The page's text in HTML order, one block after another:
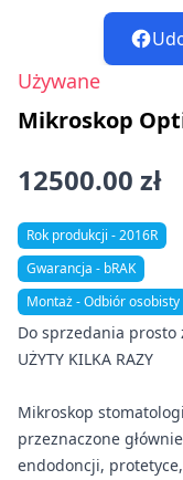
Używane
Mikroskop
12500.00 zł
Rok produkcji - 2016R
Gwarancja - bRAK
Montaż - Odbiór osobisty
Do sprzedania
UŻYTY KILKA RAZY
Mikroskop
przeznaczone
endodoncji,